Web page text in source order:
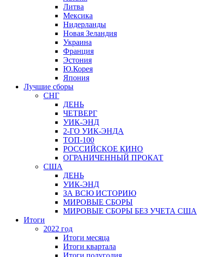
Литва
Мексика
Нидерланды
Новая Зеландия
Украина
Франция
Эстония
Ю.Корея
Япония
Лучшие сборы
СНГ
ДЕНЬ
ЧЕТВЕРГ
УИК-ЭНД
2-ГО УИК-ЭНДА
ТОП-100
РОССИЙСКОЕ КИНО
ОГРАНИЧЕННЫЙ ПРОКАТ
США
ДЕНЬ
УИК-ЭНД
ЗА ВСЮ ИСТОРИЮ
МИРОВЫЕ СБОРЫ
МИРОВЫЕ СБОРЫ БЕЗ УЧЕТА США
Итоги
2022 год
Итоги месяца
Итоги квартала
Итоги полугодия